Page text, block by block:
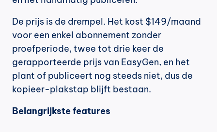
De prijs is de drempel. Het kost $149/maand
voor een enkel abonnement zonder
proefperiode, twee tot drie keer de
gerapporteerde prijs van EasyGen, en het
plant of publiceert nog steeds niet, dus de
kopieer-plakstap blijft bestaan.
Belangrijkste features